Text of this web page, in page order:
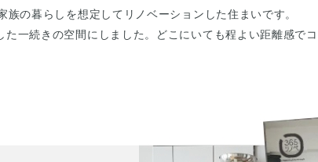
の暮らしを想定してリノベーションした住まいです。
一続きの空間にしました。どこにいても程よい距離感で